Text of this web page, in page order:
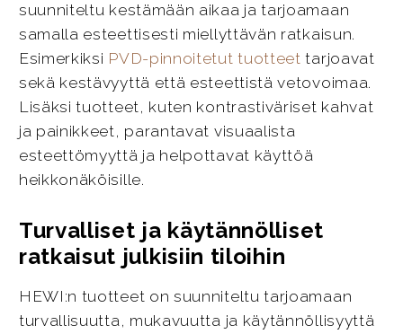
suunniteltu kestämään aikaa ja tarjoamaan
samalla esteettisesti miellyttävän ratkaisun.
Esimerkiksi PVD-pinnoitetut tuotteet tarjoavat
sekä kestävyyttä että esteettistä vetovoimaa.
Lisäksi tuotteet, kuten kontrastiväriset kahvat
ja painikkeet, parantavat visuaalista
esteettömyyttä ja helpottavat käyttöä
heikkonäköisille.
Turvalliset ja käytännölliset
ratkaisut julkisiin tiloihin
HEWI:n tuotteet on suunniteltu tarjoamaan
turvallisuutta, mukavuutta ja käytännöllisyyttä